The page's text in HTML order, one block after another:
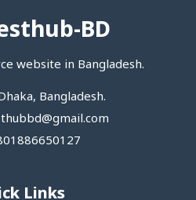
BD
website in Bangladesh.
Bangladesh.
Links